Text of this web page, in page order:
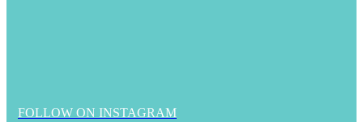
FOLLOW ON INSTAGRAM